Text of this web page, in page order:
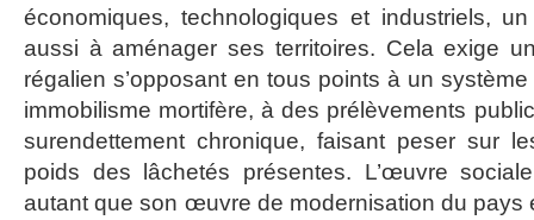
économiques, technologiques et industriels,
aussi à aménager ses territoires. Cela exige
régalien s’opposant en tous points à un
immobilisme mortifère, à des prélèvements
surendettement chronique, faisant peser sur
poids des lâchetés présentes. L’œuvre
autant que son œuvre de modernisation du